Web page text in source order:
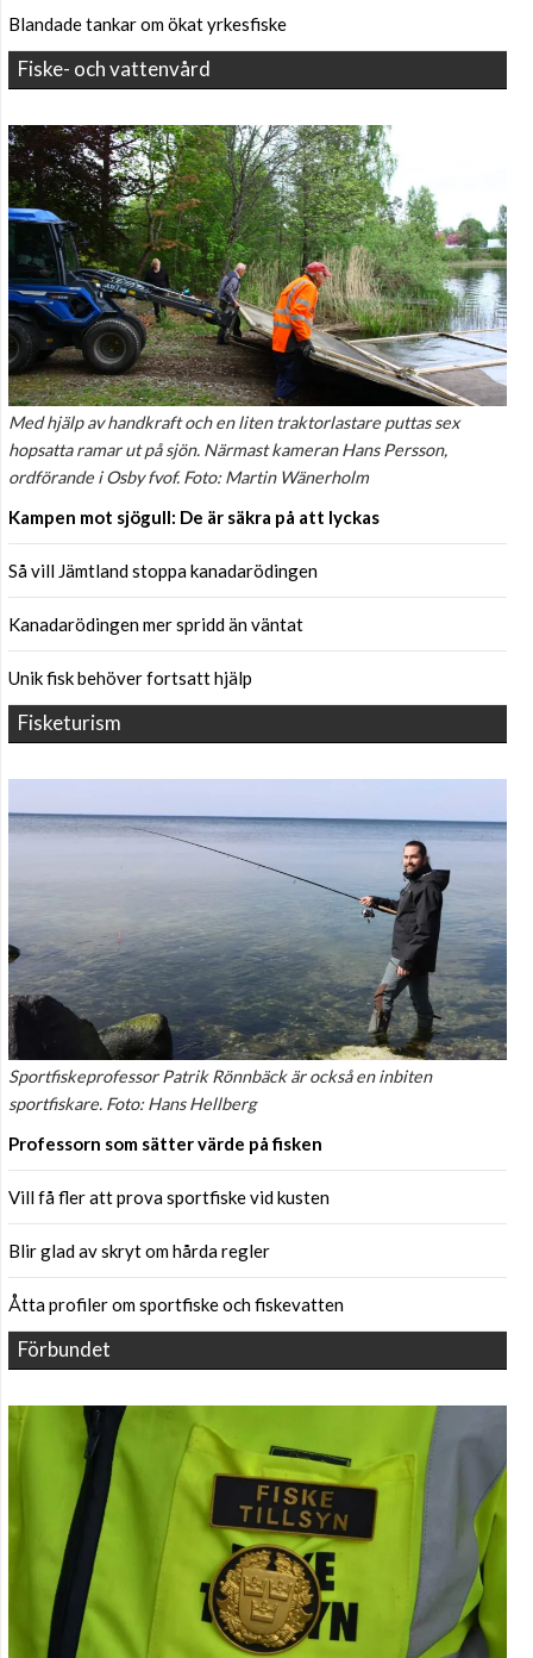
Blandade tankar om ökat yrkesfiske
Fiske- och vattenvård
Med hjälp av handkraft och en liten traktorlastare puttas sex
hopsatta ramar ut på sjön. Närmast kameran Hans Persson,
ordförande i Osby fvof. Foto: Martin Wänerholm
Kampen mot sjögull: De är säkra på att lyckas
Så vill Jämtland stoppa kanadarödingen
Kanadarödingen mer spridd än väntat
Unik fisk behöver fortsatt hjälp
Fisketurism
Sportfiskeprofessor Patrik Rönnbäck är också en inbiten
sportfiskare. Foto: Hans Hellberg
Professorn som sätter värde på fisken
Vill få fler att prova sportfiske vid kusten
Blir glad av skryt om hårda regler
Åtta profiler om sportfiske och fiskevatten
Förbundet